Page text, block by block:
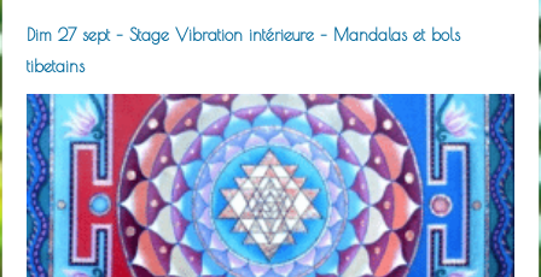
Dim 27 sept – Stage Vibration intérieure – Mandalas et bols
tibetains